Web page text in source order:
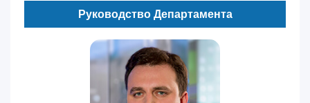
Руководство Департамента